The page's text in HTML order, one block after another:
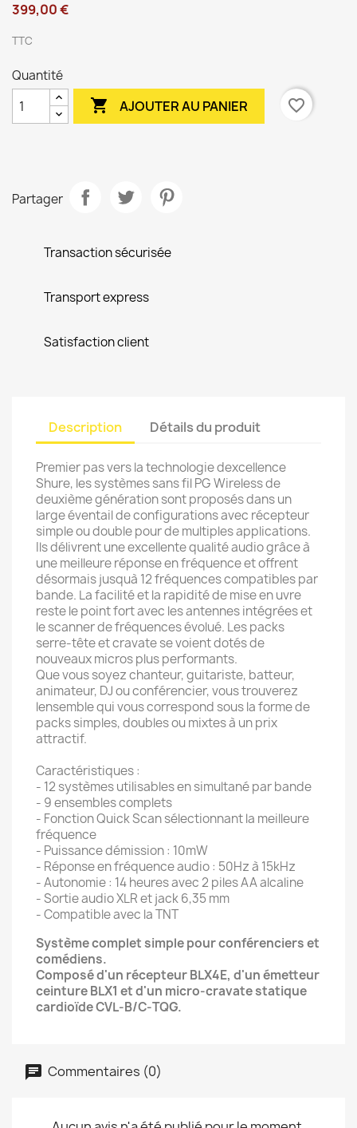
399,00 €
TTC
Quantité
 AJOUTER AU PANIER favorite_border
Partager
Transaction sécurisée
Transport express
Satisfaction client
Description Détails du produit
Premier pas vers la technologie dexcellence
Shure, les systèmes sans fil PG Wireless de
deuxième génération sont proposés dans un
large éventail de configurations avec récepteur
simple ou double pour de multiples applications.
Ils délivrent une excellente qualité audio grâce à
une meilleure réponse en fréquence et offrent
désormais jusquà 12 fréquences compatibles par
bande. La facilité et la rapidité de mise en uvre
reste le point fort avec les antennes intégrées et
le scanner de fréquences évolué. Les packs
serre-tête et cravate se voient dotés de
nouveaux micros plus performants.
Que vous soyez chanteur, guitariste, batteur,
animateur, DJ ou conférencier, vous trouverez
lensemble qui vous correspond sous la forme de
packs simples, doubles ou mixtes à un prix
attractif.
Caractéristiques :
- 12 systèmes utilisables en simultané par bande
- 9 ensembles complets
- Fonction Quick Scan sélectionnant la meilleure
fréquence
- Puissance démission : 10mW
- Réponse en fréquence audio : 50Hz à 15kHz
- Autonomie : 14 heures avec 2 piles AA alcaline
- Sortie audio XLR et jack 6,35 mm
- Compatible avec la TNT
Système complet simple pour conférenciers et
comédiens.
Composé d'un récepteur BLX4E, d'un émetteur
ceinture BLX1 et d'un micro-cravate statique
cardioïde CVL‑B/C‑TQG.
Commentaires (0)